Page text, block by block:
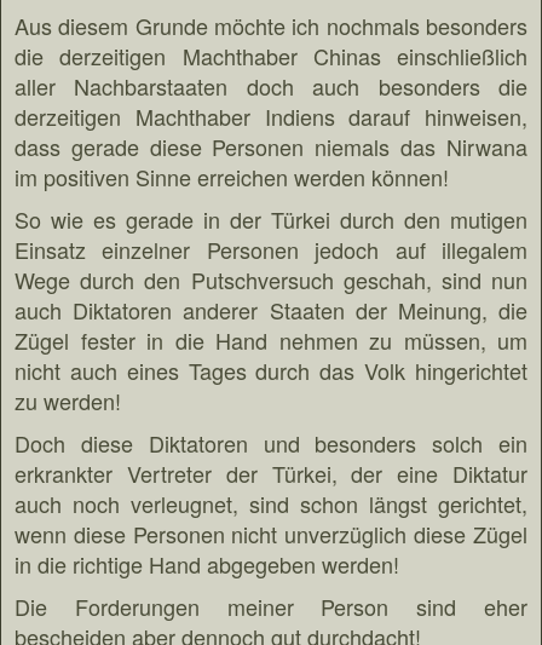
Aus diesem Grunde möchte ich nochmals besonders
die derzeitigen Machthaber Chinas einschließlich
aller Nachbarstaaten doch auch besonders die
derzeitigen Machthaber Indiens darauf hinweisen,
dass gerade diese Personen niemals das Nirwana
im positiven Sinne erreichen werden können!
So wie es gerade in der Türkei durch den mutigen
Einsatz einzelner Personen jedoch auf illegalem
Wege durch den Putschversuch geschah, sind nun
auch Diktatoren anderer Staaten der Meinung, die
Zügel fester in die Hand nehmen zu müssen, um
nicht auch eines Tages durch das Volk hingerichtet
zu werden!
Doch diese Diktatoren und besonders solch ein
erkrankter Vertreter der Türkei, der eine Diktatur
auch noch verleugnet, sind schon längst gerichtet,
wenn diese Personen nicht unverzüglich diese Zügel
in die richtige Hand abgegeben werden!
Die Forderungen meiner Person sind eher
bescheiden aber dennoch gut durchdacht!